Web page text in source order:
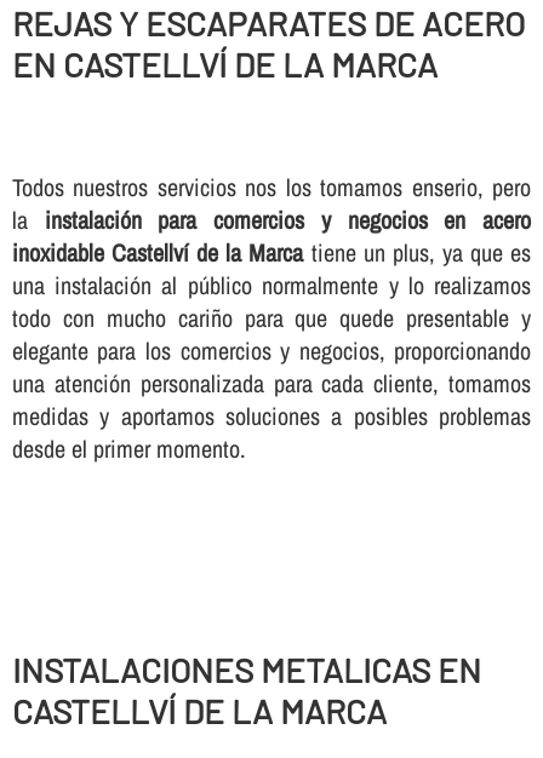
REJAS Y ESCAPARATES DE ACERO
EN CASTELLVÍ DE LA MARCA
Todos nuestros servicios nos los tomamos enserio, pero
la instalación para comercios y negocios en acero
inoxidable Castellví de la Marcatiene un plus, ya que es
una instalación al público normalmente y lo realizamos
todo con mucho cariño para que quede presentable y
elegante para los comercios y negocios, proporcionando
una atención personalizada para cada cliente, tomamos
medidas y aportamos soluciones a posibles problemas
desde el primer momento.
INSTALACIONES METALICAS EN
CASTELLVÍ DE LA MARCA